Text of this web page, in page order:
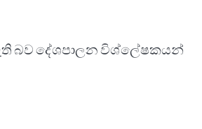
බව දේශපාලන විශ්ලේෂකයන්